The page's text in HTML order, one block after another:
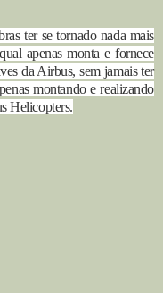
ter se tornado nada mais
apenas monta e fornece
da Airbus, sem jamais ter
montando e realizando
Helicopters.